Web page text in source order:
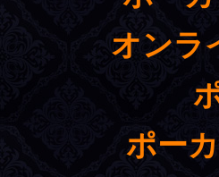
オンラ
ポー